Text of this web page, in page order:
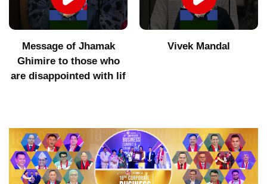
Message of Jhamak
Ghimire to those who
are disappointed with lif
Vivek Mandal